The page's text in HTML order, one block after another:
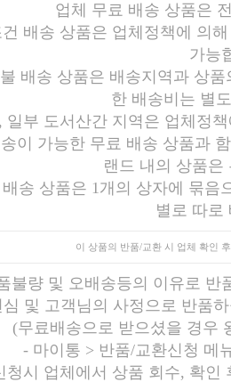
업체 무료 배송 상품은
배송 상품은 업체정책에 의
가능
배송 상품은 배송지역과 상
한 배송비는 별
일부 도서산간 지역은 업체정
이 가능한 무료 배송 상품과
랜드 내의 상품은
송 상품은 1개의 상자에 묶음
별로 따로
이 상품의 반품/교환 시 업체 확인
불량 및 오배송등의 이유로 반
심 및 고객님의 사정으로 반품
(무료배송으로 받으셨을 경우
- 마이통 > 반품/교환신청 메
청시 업체에서 상품 회수, 확인